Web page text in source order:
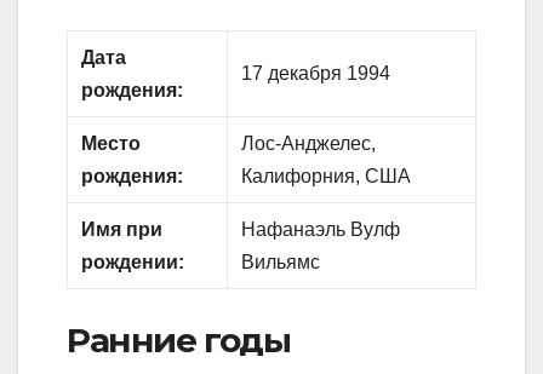
Дата
рождения:
17 декабря 1994
Место
рождения:
Лос-Анджелес,
Калифорния, США
Имя при
рождении:
Нафанаэль Вулф
Вильямс
Ранние годы